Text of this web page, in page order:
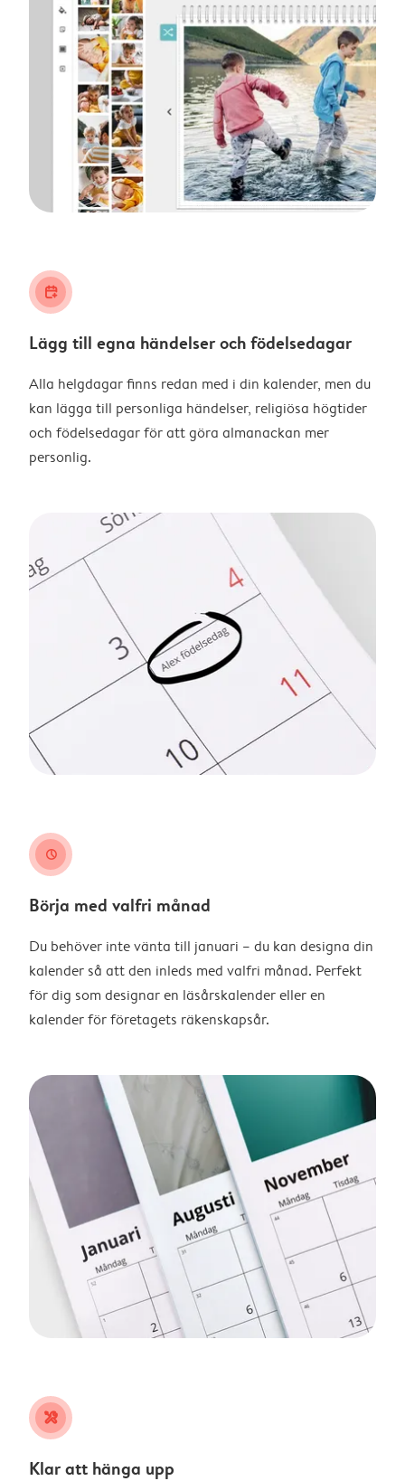
calendar_plus
Lägg till egna händelser och födelsedagar
Alla helgdagar finns redan med i din kalender, men du
kan lägga till personliga händelser, religiösa högtider
och födelsedagar för att göra almanackan mer
personlig.
clock
Börja med valfri månad
Du behöver inte vänta till januari – du kan designa din
kalender så att den inleds med valfri månad. Perfekt
för dig som designar en läsårskalender eller en
kalender för företagets räkenskapsår.
tools
Klar att hänga upp